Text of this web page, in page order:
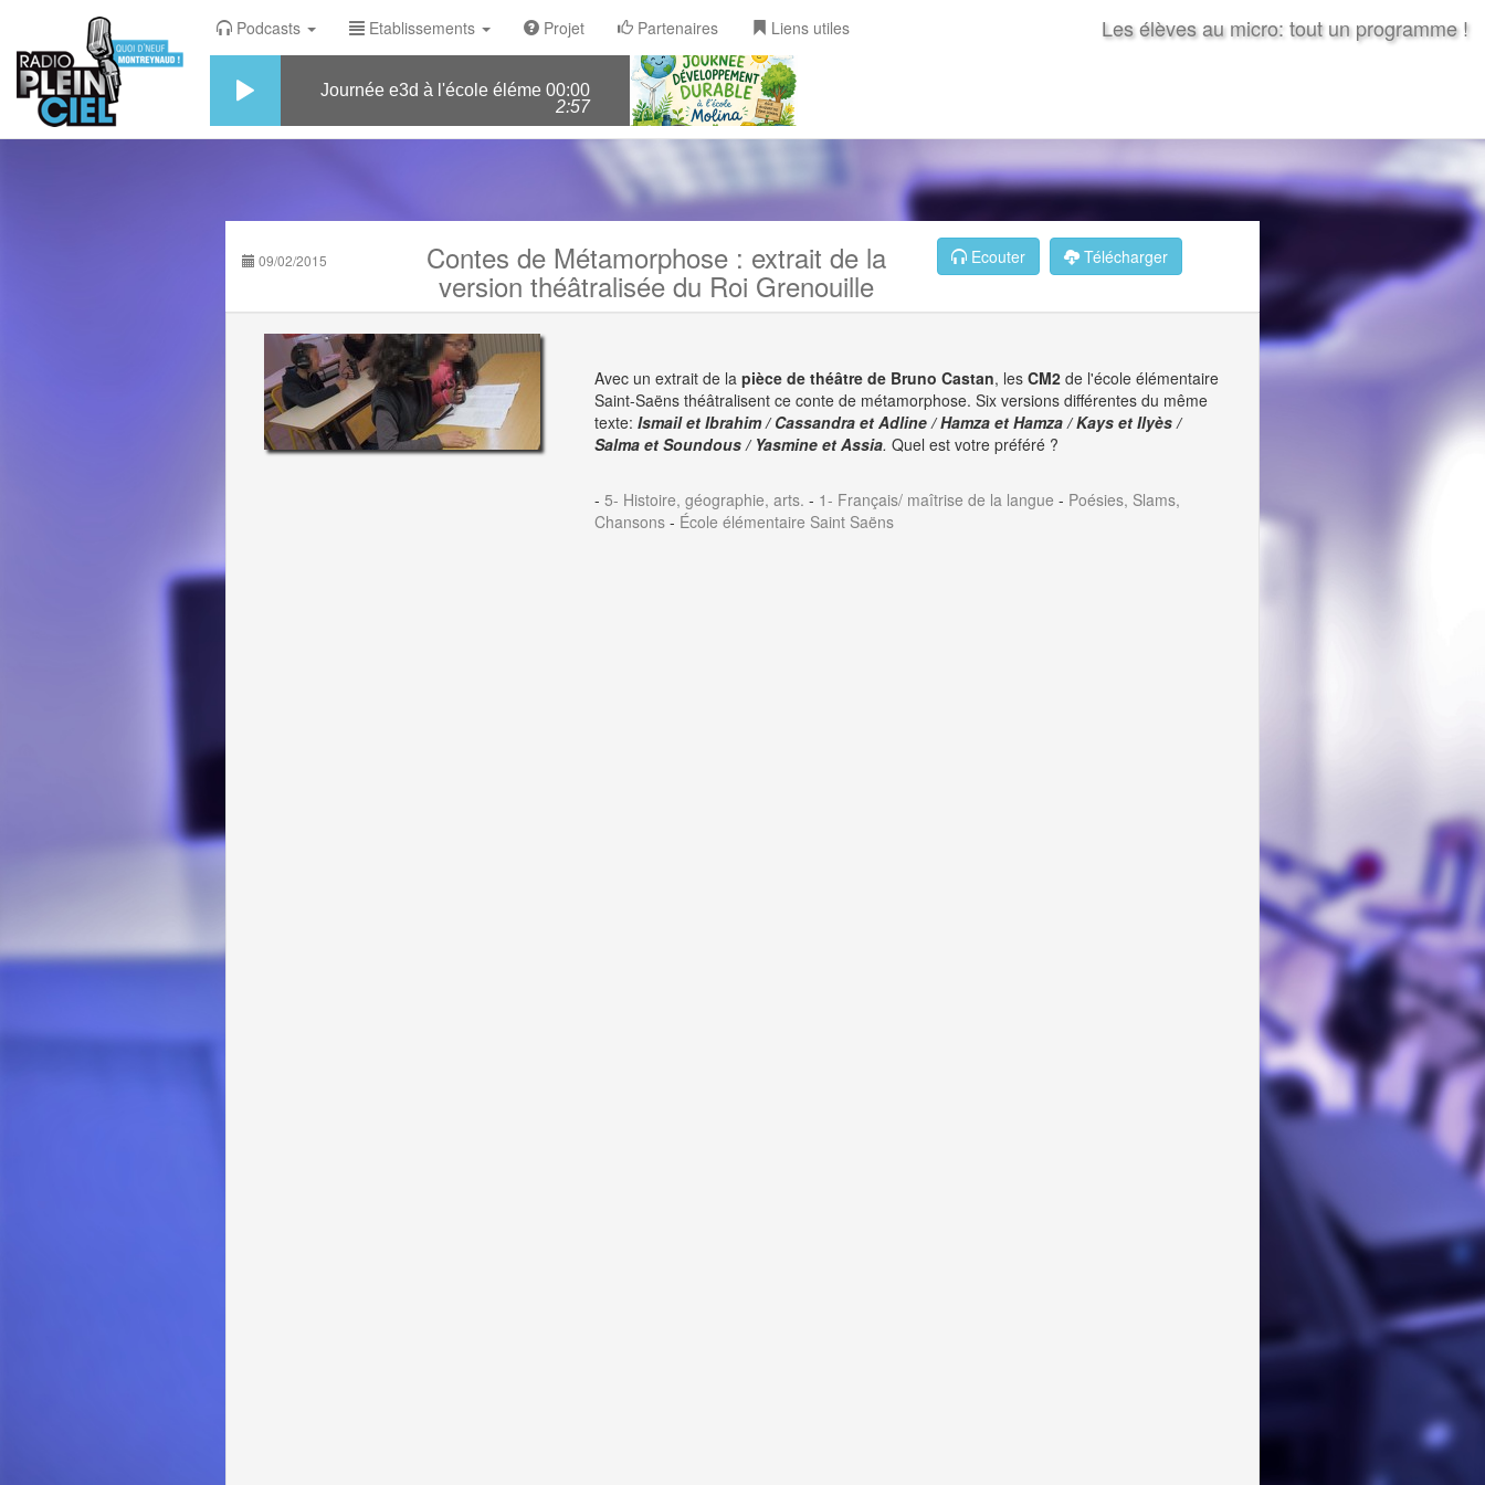
Podcasts Etablissements Projet Partenaires Liens utiles Les élèves au micro: tout un programme !
2:57
00:00
Journée e3d à l'école élémentaire molina> pourquoi il ne faut pas tuer les abeilles?
09/02/2015 Contes de Métamorphose : extrait de la
version théâtralisée du Roi Grenouille
Ecouter Télécharger
Avec un extrait de la pièce de théâtre de Bruno Castan, les CM2de l'école élémentaire
Saint-Saëns théâtralisent ce conte de métamorphose. Six versions différentes du même
texte: Ismail et Ibrahim / Cassandra et Adline / Hamza et Hamza / Kays et Ilyès /
Salma et Soundous / Yasmine et Assia. Quel est votre préféré ?
- 5- Histoire, géographie, arts. - 1- Français/ maîtrise de la langue - Poésies, Slams,
Chansons- École élémentaire Saint Saëns